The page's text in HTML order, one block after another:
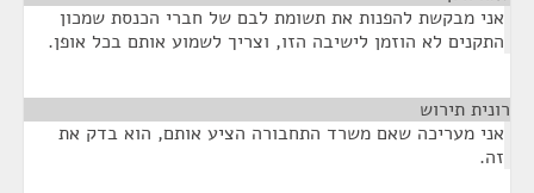
אני מבקשת להפנות את תשומת לבם של חברי הכנסת שמכון
התקנים לא הוזמן לישיבה הזו, וצריך לשמוע אותם בכל אופן.
רונית תירוש
אני מעריכה שאם משרד התחבורה הציע אותם, הוא בדק את
זה.